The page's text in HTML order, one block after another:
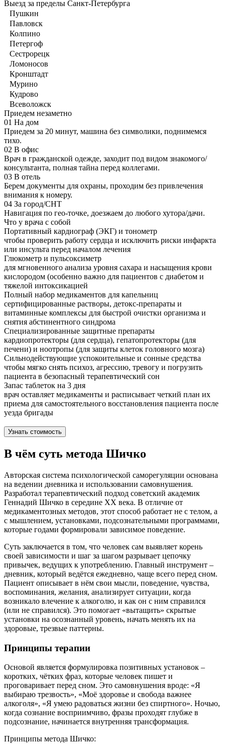
Выезд за пределы Санкт-Петербурга
Пушкин
Павловск
Колпино
Петергоф
Сестрорецк
Ломоносов
Кронштадт
Мурино
Кудрово
Всеволожск
Приедем незаметно
01 На дом
Приедем за 20 минут, машина без символики, поднимемся
тихо.
02 В офис
Врач в гражданской одежде, заходит под видом знакомого/
консультанта, полная тайна перед коллегами.
03 В отель
Берем документы для охраны, проходим без привлечения
внимания к номеру.
04 За город/СНТ
Навигация по гео-точке, доезжаем до любого хутора/дачи.
Что у врача с собой
Портативный кардиограф (ЭКГ) и тонометр
чтобы проверить работу сердца и исключить риски инфаркта
или инсульта перед началом лечения
Глюкометр и пульсоксиметр
для мгновенного анализа уровня сахара и насыщения крови
кислородом (особенно важно для пациентов с диабетом и
тяжелой интоксикацией
Полный набор медикаментов для капельниц
сертифицированные растворы, детокс-препараты и
витаминные комплексы для быстрой очистки организма и
снятия абстинентного синдрома
Специализированные защитные препараты
кардиопротекторы (для сердца), гепатопротекторы (для
печени) и ноотропы (для защиты клеток головного мозга)
Сильнодействующие успокоительные и сонные средства
чтобы мягко снять психоз, агрессию, тревогу и погрузить
пациента в безопасный терапевтический сон
Запас таблеток на 3 дня
врач оставляет медикаменты и расписывает четкий план их
приема для самостоятельного восстановления пациента после
уезда бригады
Узнать стоимость
В чём суть метода Шичко
Авторская система психологической саморегуляции основана
на ведении дневника и использовании самовнушения.
Разработал терапевтический подход советский академик
Геннадий Шичко в середине XX века. В отличие от
медикаментозных методов, этот способ работает не с телом, а
с мышлением, установками, подсознательными программами,
которые годами формировали зависимое поведение.
Суть заключается в том, что человек сам выявляет корень
своей зависимости и шаг за шагом разрывает цепочку
привычек, ведущих к употреблению. Главный инструмент –
дневник, который ведётся ежедневно, чаще всего перед сном.
Пациент описывает в нём свои мысли, поведение, чувства,
воспоминания, желания, анализирует ситуации, когда
возникало влечение к алкоголю, и как он с ним справился
(или не справился). Это помогает «вытащить» скрытые
установки на осознанный уровень, начать менять их на
здоровые, трезвые паттерны.
Принципы терапии
Основой является формулировка позитивных установок –
коротких, чётких фраз, которые человек пишет и
проговаривает перед сном. Это самовнушения вроде: «Я
выбираю трезвость», «Моё здоровье и свобода важнее
алкоголя», «Я умею радоваться жизни без спиртного». Ночью,
когда сознание восприимчиво, фразы проходят глубже в
подсознание, начинается внутренняя трансформация.
Принципы метода Шичко: